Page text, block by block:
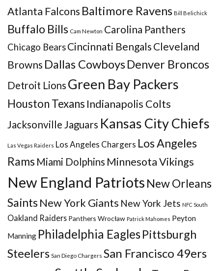
Atlanta Falcons Baltimore Ravens Bill Belichick
Buffalo Bills Cam Newton Carolina Panthers
Chicago BearsCincinnati Bengals Cleveland
Browns Dallas CowboysDenver Broncos
Detroit Lions Green Bay Packers
Houston Texans Indianapolis Colts
Jacksonville Jaguars Kansas City Chiefs
Las Vegas Raiders Los Angeles Chargers Los Angeles
Rams Miami Dolphins Minnesota Vikings
New England Patriots New Orleans
SaintsNew York Giants New York Jets NFC South
Oakland Raiders Panthers Wrocław Patrick Mahomes Peyton
Manning Philadelphia EaglesPittsburgh
Steelers San Diego Chargers San Francisco 49ers